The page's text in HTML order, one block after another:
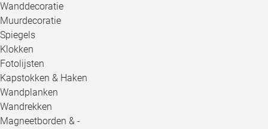
Wanddecoratie
Muurdecoratie
Spiegels
Klokken
Fotolijsten
Kapstokken & Haken
Wandplanken
Wandrekken
Magneetborden & -